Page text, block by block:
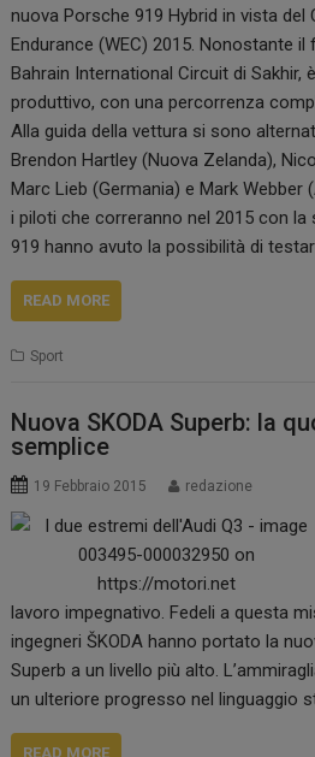
nuova Porsche 919 Hybrid in vista del
Endurance (WEC) 2015. Nonostante
Bahrain International Circuit di
produttivo, con una percorrenza
Alla guida della vettura si sono
Brendon Hartley (Nuova Zelanda),
Marc Lieb (Germania) e Mark Webber
i piloti che correranno nel 2015 con la
919 hanno avuto la possibilità di
READ MORE
Sport
Nuova SKODA Superb: la
semplice
19 Febbraio 2015 redazione
lavoro impegnativo. Fedeli a questa
ingegneri ŠKODA hanno portato la
Superb a un livello più alto.
un ulteriore progresso nel linguaggio
READ MORE